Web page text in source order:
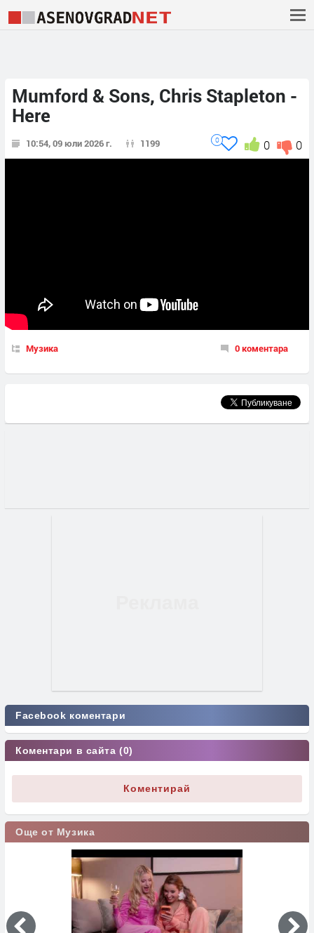
Mumford & Sons, Chris Stapleton -
Here
10:54, 09 юли 2026 г. 1199 0
0
0
Музика 0 коментара
Facebook коментари
Коментари в сайта (0)
Коментирай
Още от Музика